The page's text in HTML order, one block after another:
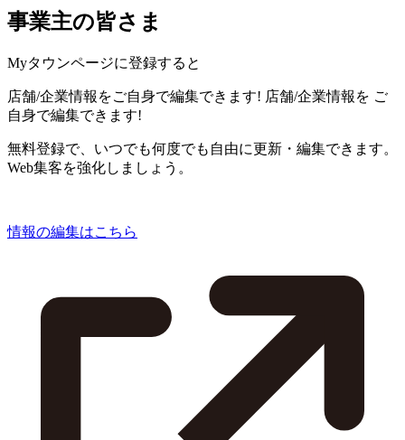
事業主の皆さま
Myタウンページに登録すると
店舗/企業情報をご自身で編集できます! 店舗/企業情報を ご
自身で編集できます!
無料登録で、いつでも何度でも自由に更新・編集できます。
Web集客を強化しましょう。
情報の編集はこちら